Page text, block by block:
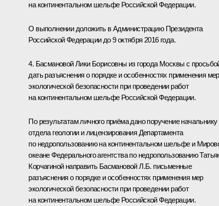
на континентальном шельфе Российской Федерации.
О выполнении доложить в Администрацию Президента
Российской Федерации до 9 октября 2016 года.
4. Басмановой Лики Борисовны из города Москвы с
дать разъяснения о порядке и особенностях применения мер
экологической безопасности при проведении работ
на континентальном шельфе Российской Федерации.
По результатам личного приёма дано поручение начальнику
отдела геологии и лицензирования Департамента
по недропользованию на континентальном шельфе и
океане Федерального агентства по недропользованию
Корчагиной направить Басмановой Л.Б. письменные
разъяснения о порядке и особенностях применения мер
экологической безопасности при проведении работ
на континентальном шельфе Российской Федерации.